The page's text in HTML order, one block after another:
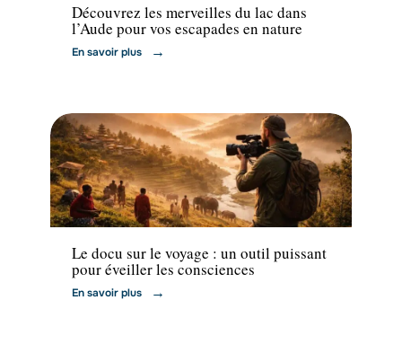
Découvrez les merveilles du lac dans
l’Aude pour vos escapades en nature
En savoir plus
Activités
Le docu sur le voyage : un outil puissant
pour éveiller les consciences
En savoir plus